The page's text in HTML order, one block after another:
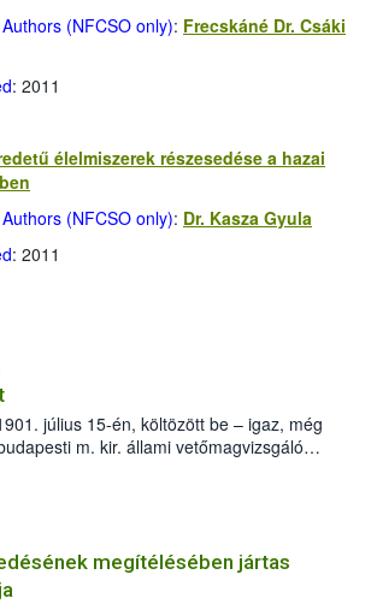
(NFCSO only): Frecskáné Dr. Csáki
: 2011
élelmiszerek részesedése a hazai
(NFCSO only): Dr. Kasza Gyula
: 2011
július 15-én, költözött be – igaz, még
m. kir. állami vetőmagvizsgáló
utca 15. szám alatti, Czigler Győző által
megítélésében jártas